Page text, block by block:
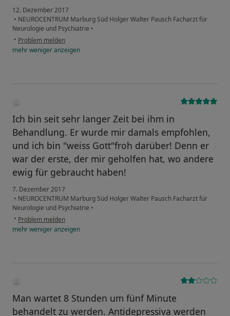
12. Dezember 2017
• NEUROCENTRUM Marburg Süd Holger Walter Pausch Facharzt für
Neurologie und Psychiatrie •
• Problem melden
mehrwenigeranzeigen
Ich bin seit sehr langer Zeit bei ihm in
Behandlung. Er wurde mir damals empfohlen,
und ich bin "weiss Gott"froh darüber! Denn er
war der erste, der mir geholfen hat, wo andere
ewig für gebraucht haben!
7. Dezember 2017
• NEUROCENTRUM Marburg Süd Holger Walter Pausch Facharzt für
Neurologie und Psychiatrie •
• Problem melden
mehrwenigeranzeigen
Man wartet 8 Stunden um fünf Minute
behandelt zu werden. Antidepressiva werden